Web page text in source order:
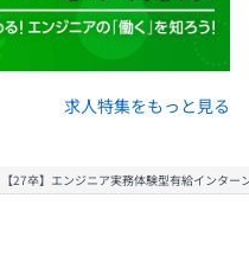
求人特集をもっと見る
【27卒】エンジニア実務体験型有給インタ